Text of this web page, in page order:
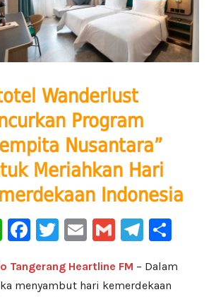
Wanderlust
Program
Nusantara”
Meriahkan Hari
Indonesia
WhatsApp
Facebook
Twitter
EmailGmail
Tangerang Heartline FM – Dalam
menyambut hari kemerdekaan